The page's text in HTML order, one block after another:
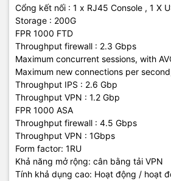
Cổng kết nối : 1 x RJ45 Console , 1 X
Storage : 200G
FPR 1000 FTD
Throughput firewall : 2.3 Gbps
Maximum concurrent sessions, with
Maximum new connections per
Throughput IPS : 2.6 Gbp
Throughput VPN : 1.2 Gbp
FPR 1000 ASA
Throughput firewall : 4.5 Gbps
Throughput VPN : 1Gbps
Form factor: 1RU
Khả năng mở rộng: cân bằng tải VPN
Tính khả dụng cao: Hoạt động / hoạt